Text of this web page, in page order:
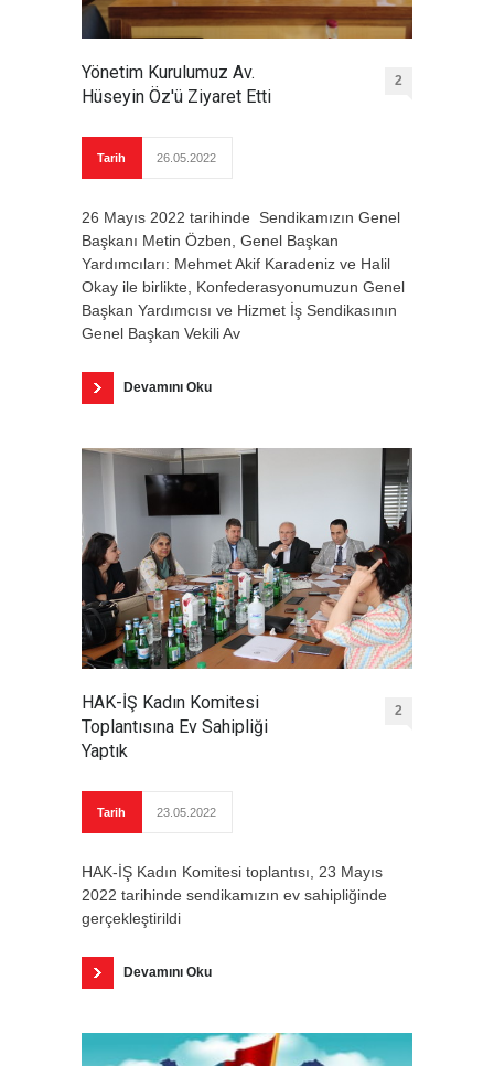
Yönetim Kurulumuz Av.
Hüseyin Öz'ü Ziyaret Etti
2
Tarih 26.05.2022
26 Mayıs 2022 tarihinde Sendikamızın Genel
Başkanı Metin Özben, Genel Başkan
Yardımcıları: Mehmet Akif Karadeniz ve Halil
Okay ile birlikte, Konfederasyonumuzun Genel
Başkan Yardımcısı ve Hizmet İş Sendikasının
Genel Başkan Vekili Av
Devamını Oku
HAK-İŞ Kadın Komitesi
Toplantısına Ev Sahipliği
Yaptık
2
Tarih 23.05.2022
HAK-İŞ Kadın Komitesi toplantısı, 23 Mayıs
2022 tarihinde sendikamızın ev sahipliğinde
gerçekleştirildi
Devamını Oku